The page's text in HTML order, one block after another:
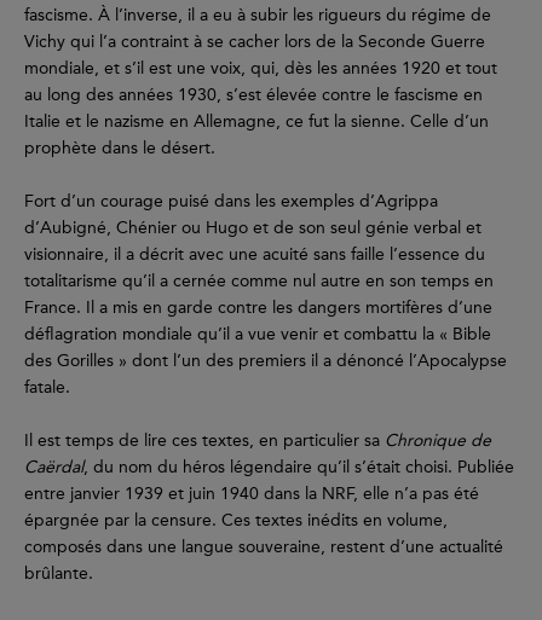
fascisme. À l’inverse, il a eu à subir les rigueurs du régime de
Vichy qui l’a contraint à se cacher lors de la Seconde Guerre
mondiale, et s’il est une voix, qui, dès les années 1920 et tout
au long des années 1930, s’est élevée contre le fascisme en
Italie et le nazisme en Allemagne, ce fut la sienne. Celle d’un
prophète dans le désert.
Fort d’un courage puisé dans les exemples d’Agrippa
d’Aubigné, Chénier ou Hugo et de son seul génie verbal et
visionnaire, il a décrit avec une acuité sans faille l’essence du
totalitarisme qu’il a cernée comme nul autre en son temps en
France. Il a mis en garde contre les dangers mortifères d’une
déflagration mondiale qu’il a vue venir et combattu la « Bible
des Gorilles » dont l’un des premiers il a dénoncé l’Apocalypse
fatale.
Il est temps de lire ces textes, en particulier sa Chronique de
Caërdal, du nom du héros légendaire qu’il s’était choisi. Publiée
entre janvier 1939 et juin 1940 dans la NRF, elle n’a pas été
épargnée par la censure. Ces textes inédits en volume,
composés dans une langue souveraine, restent d’une actualité
brûlante.